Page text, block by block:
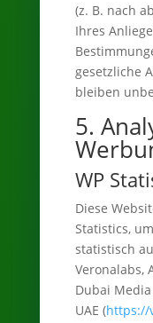
(z. B. nach
Ihres
gesetzliche
bleiben
5.
WP
Diese
Statistics,
statistisch
Veronalabs,
Dubai
UAE (https://